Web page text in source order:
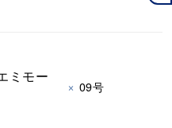
ミモー
× 09号